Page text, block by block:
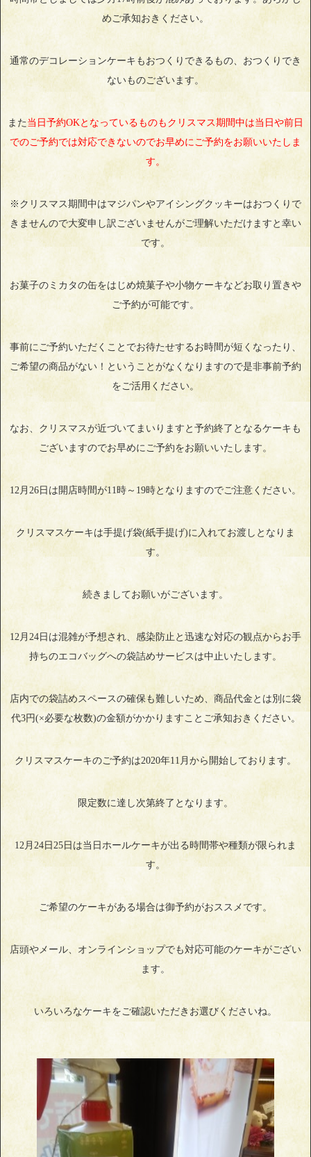
めご承知おきください。
通常のデコレーションケーキもおつくりできるもの、おつくりでき
ないものございます。
また 当日予約OKとなっているものもクリスマス期間中は当日や前日
でのご予約では対応できないのでお早めにご予約をお願いいたしま
す。
※クリスマス期間中はマジパンやアイシングクッキーはおつくりで
きませんので大変申し訳ございませんがご理解いただけますと幸い
です。
お菓子のミカタの缶をはじめ焼菓子や小物ケーキなどお取り置きや
ご予約が可能です。
事前にご予約いただくことでお待たせするお時間が短くなったり、
ご希望の商品がない！ということがなくなりますので是非事前予約
をご活用ください。
なお、クリスマスが近づいてまいりますと予約終了となるケーキも
ございますのでお早めにご予約をお願いいたします。
12月26日は開店時間が11時～19時となりますのでご注意ください。
クリスマスケーキは手提げ袋(紙手提げ)に入れてお渡しとなりま
す。
続きましてお願いがございます。
12月24日は混雑が予想され、感染防止と迅速な対応の観点からお手
持ちのエコバッグへの袋詰めサービスは中止いたします。
店内での袋詰めスペースの確保も難しいため、商品代金とは別に袋
代3円(×必要な枚数)の金額がかかりますことご承知おきください。
クリスマスケーキのご予約は2020年11月から開始しております。
限定数に達し次第終了となります。
12月24日25日は当日ホールケーキが出る時間帯や種類が限られま
す。
ご希望のケーキがある場合は御予約がおススメです。
店頭やメール、オンラインショップでも対応可能のケーキがござい
ます。
いろいろなケーキをご確認いただきお選びくださいね。